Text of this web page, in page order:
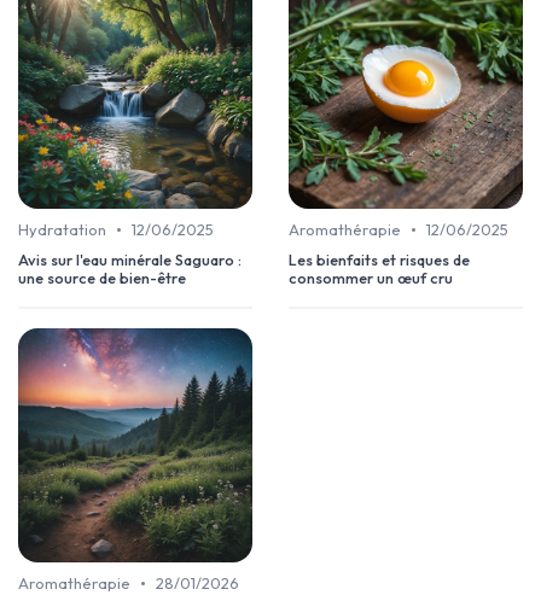
Hydratation • 12/06/2025
Avis sur l'eau minérale Saguaro :
une source de bien-être
Aromathérapie • 12/06/2025
Les bienfaits et risques de
consommer un œuf cru
Aromathérapie • 28/01/2026